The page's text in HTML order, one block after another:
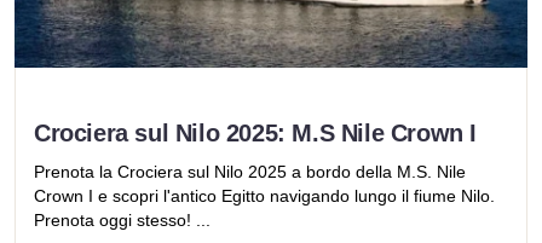
Crociera sul Nilo 2025: M.S Nile Crown I
Prenota la Crociera sul Nilo 2025 a bordo della M.S. Nile
Crown I e scopri l'antico Egitto navigando lungo il fiume Nilo.
Prenota oggi stesso! ...